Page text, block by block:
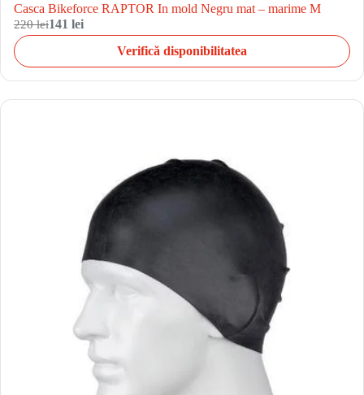
Casca Bikeforce RAPTOR In mold Negru mat – marime M
220 lei141 lei
Verifică disponibilitatea